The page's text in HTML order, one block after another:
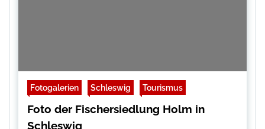
Fotogalerien Schleswig Tourismus
Foto der Fischersiedlung Holm in
Schleswig